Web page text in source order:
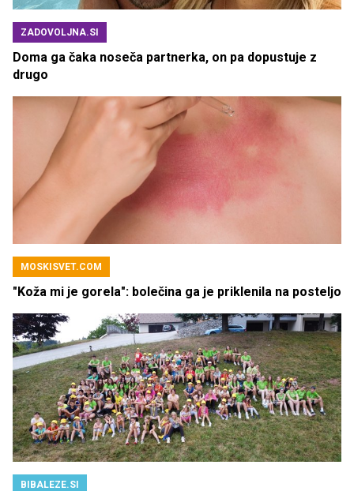
ZADOVOLJNA.SI
Doma ga čaka noseča partnerka, on pa dopustuje z
drugo
MOSKISVET.COM
"Koža mi je gorela": bolečina ga je priklenila na posteljo
BIBALEZE.SI